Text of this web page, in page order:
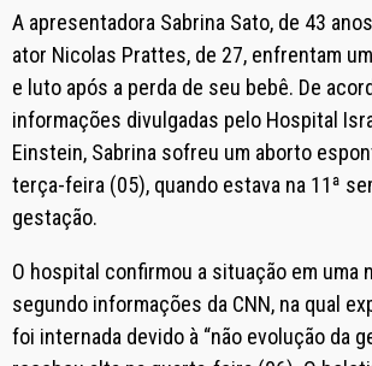
A apresentadora Sabrina Sato, de 43
ator Nicolas Prattes, de 27, enfrentam
e luto após a perda de seu bebê. De
informações divulgadas pelo Hospital
Einstein, Sabrina sofreu um aborto
terça-feira (05), quando estava na 11ª
gestação.
O hospital confirmou a situação em uma
segundo informações da CNN, na qual
foi internada devido à “não evolução da